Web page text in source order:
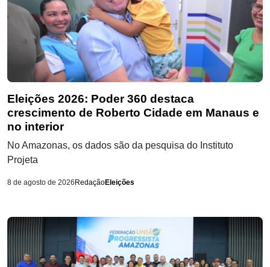
Eleições 2026: Poder 360 destaca
crescimento de Roberto Cidade em Manaus e
no interior
No Amazonas, os dados são da pesquisa do Instituto
Projeta
8 de agosto de 2026 RedaçãoEleições